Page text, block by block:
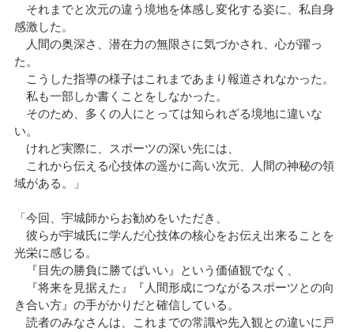
それまでと次元の違う境地を体感し変化する姿に、私自身
感激した。
人間の奥深さ、潜在力の無限さに気づかされ、心が躍っ
た。
こうした指導の様子はこれまであまり報道されなかった。
私も一部しか書くことをしなかった。
そのため、多くの人にとっては知られざる境地に違いな
い。
けれど実際に、スポーツの深い先には、
これから伝える心技体の遥かに高い次元、人間の神秘の領
域がある。」
「今回、宇城師からお勧めをいただき、
彼らが宇城氏に学んだ心技体の核心をお伝え出来ることを
光栄に感じる。
『目先の勝負に勝てばいい』という価値観でなく、
『将来を見据えた』『人間形成につながるスポーツとの向
き合い方』の手がかりだと確信している。
読者のみなさんは、これまでの常識や先入観との違いに戸